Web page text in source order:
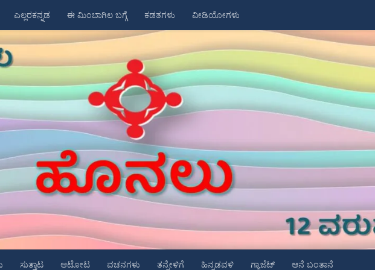
ಎಲ್ಲರಕನ್ನಡ ಈ ಮಿಂಬಾಗಿಲ ಬಗ್ಗೆ ಕಡತಗಳು ವೀಡಿಯೋಗಳು
ಸುತ್ತಾಟ ಆಟೋಟ ವಚನಗಳು ತನ್ನೇಳಿಗೆ ಹಿನ್ನಡವಳಿ ಗ್ಯಾಜೆಟ್ ಆನೆ ಬಂತಾನೆ